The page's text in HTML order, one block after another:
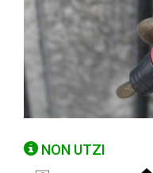
NON UTZI